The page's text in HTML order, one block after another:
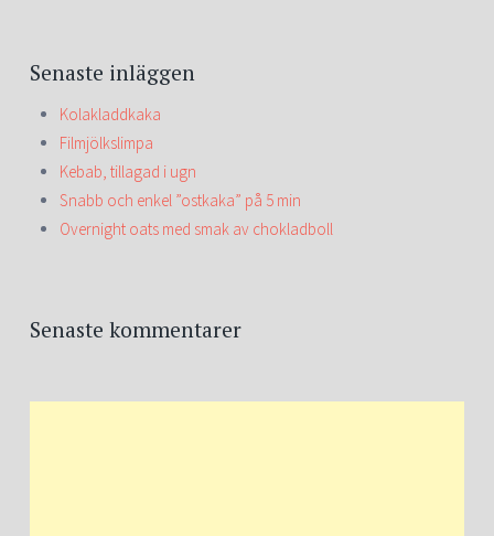
Senaste inläggen
Kolakladdkaka
Filmjölkslimpa
Kebab, tillagad i ugn
Snabb och enkel ”ostkaka” på 5 min
Overnight oats med smak av chokladboll
Senaste kommentarer